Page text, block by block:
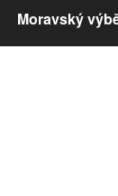
Moravský